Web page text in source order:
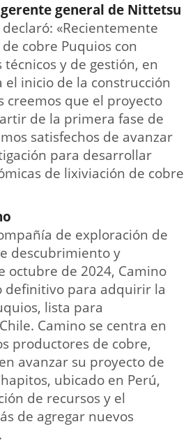
general de Nittetsu
declaró: «Recientemente
cobre Puquios con
y de gestión, en
inicio de la construcción
creemos que el proyecto
de la primera fase de
satisfechos de avanzar
para desarrollar
de lixiviación de cobre
de exploración de
descubrimiento y
octubre de 2024, Camino
definitivo para adquirir la
lista para
Camino se centra en
productores de cobre,
avanzar su proyecto de
ubicado en Perú,
de recursos y el
de agregar nuevos